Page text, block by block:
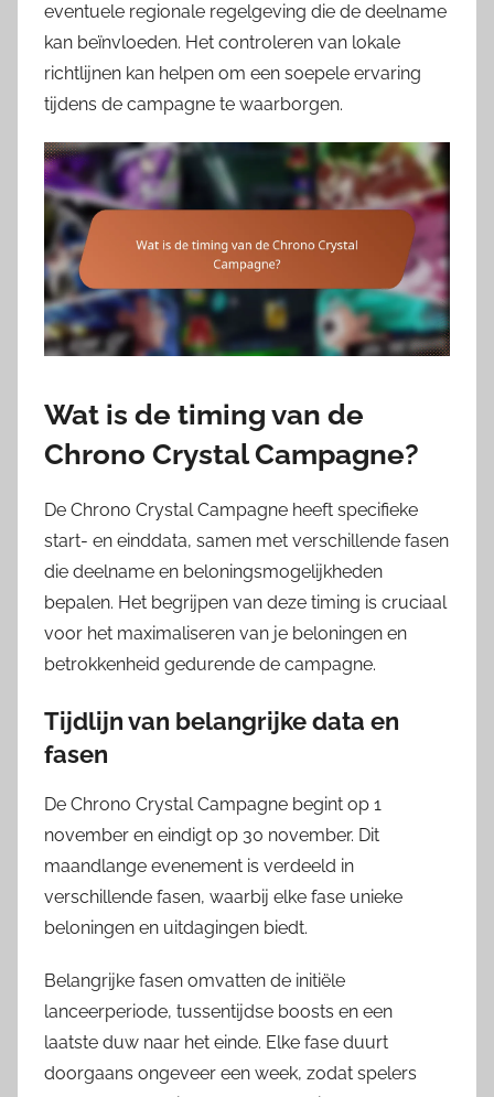
eventuele regionale regelgeving die de deelname
kan beïnvloeden. Het controleren van lokale
richtlijnen kan helpen om een soepele ervaring
tijdens de campagne te waarborgen.
Wat is de timing van de
Chrono Crystal Campagne?
De Chrono Crystal Campagne heeft specifieke
start- en einddata, samen met verschillende fasen
die deelname en beloningsmogelijkheden
bepalen. Het begrijpen van deze timing is cruciaal
voor het maximaliseren van je beloningen en
betrokkenheid gedurende de campagne.
Tijdlijn van belangrijke data en
fasen
De Chrono Crystal Campagne begint op 1
november en eindigt op 30 november. Dit
maandlange evenement is verdeeld in
verschillende fasen, waarbij elke fase unieke
beloningen en uitdagingen biedt.
Belangrijke fasen omvatten de initiële
lanceerperiode, tussentijdse boosts en een
laatste duw naar het einde. Elke fase duurt
doorgaans ongeveer een week, zodat spelers